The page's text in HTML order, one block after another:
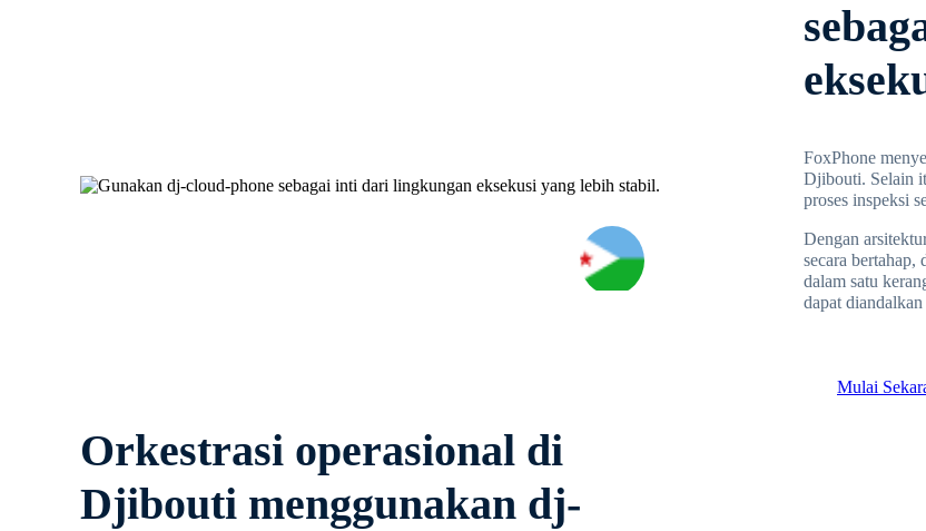
FoxPhone
Djibouti. Selain
proses inspeksi
Dengan
secara
dalam satu
dapat
Mulai
Orkestrasi operasional di
Djibouti menggunakan dj-